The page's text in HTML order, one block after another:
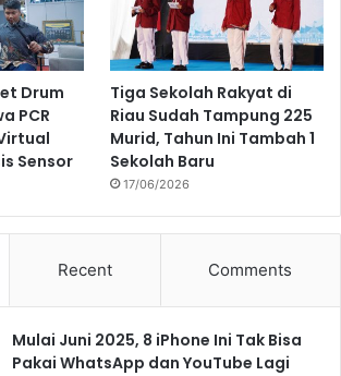
Drum
PCR
Sensor
Tiga Sekolah Rakyat di
Riau Sudah Tampung 225
Murid, Tahun Ini Tambah 1
Sekolah Baru
17/06/2026
Recent Comments
Mulai Juni 2025, 8 iPhone Ini Tak Bisa
Pakai WhatsApp dan YouTube Lagi